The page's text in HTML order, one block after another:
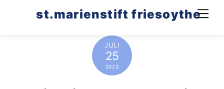
st.marienstift friesoythe
JULI
25
2023